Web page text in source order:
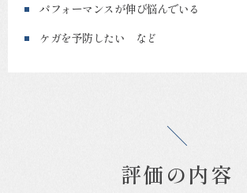
パフォーマンスが伸び悩んでいる
ケガを予防したい など
評価の内容